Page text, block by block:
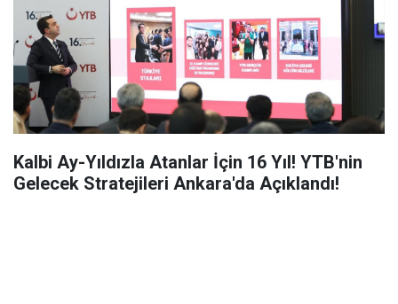
Kalbi Ay-Yıldızla Atanlar İçin 16 Yıl! YTB'nin
Gelecek Stratejileri Ankara'da Açıklandı!